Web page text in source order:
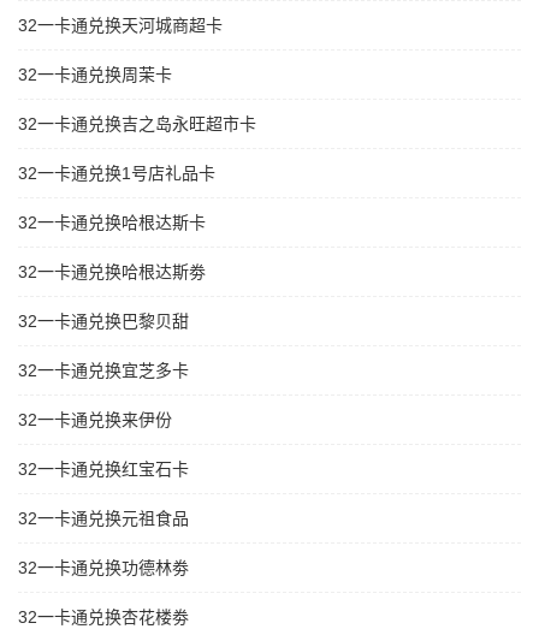
32一卡通兑换天河城商超卡
32一卡通兑换周茉卡
32一卡通兑换吉之岛永旺超市卡
32一卡通兑换1号店礼品卡
32一卡通兑换哈根达斯卡
32一卡通兑换哈根达斯劵
32一卡通兑换巴黎贝甜
32一卡通兑换宜芝多卡
32一卡通兑换来伊份
32一卡通兑换红宝石卡
32一卡通兑换元祖食品
32一卡通兑换功德林劵
32一卡通兑换杏花楼劵